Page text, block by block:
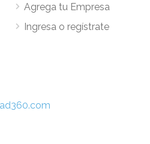
Agrega tu Empresa
Ingresa o regístrate